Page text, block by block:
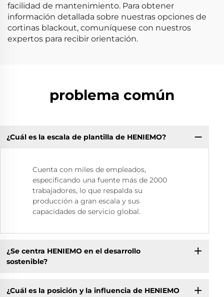
facilidad de mantenimiento. Para obtener
información detallada sobre nuestras opciones de
cortinas blackout, comuníquese con nuestros
expertos para recibir orientación.
problema común
¿Cuál es la escala de plantilla de HENIEMO?
Cuenta con miles de empleados,
especificando una fuente más de 2000
trabajadores, lo que respalda su
producción a gran escala y sus
capacidades de servicio global.
¿Se centra HENIEMO en el desarrollo
sostenible?
¿Cuál es la posición y la influencia de HENIEMO